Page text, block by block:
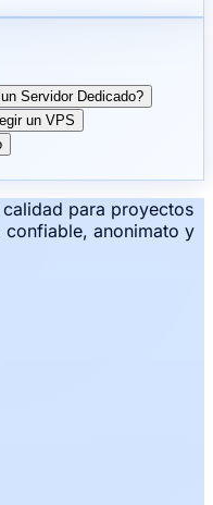
Servidor Dedicado?
un VPS
para proyectos
confiable, anonimato y